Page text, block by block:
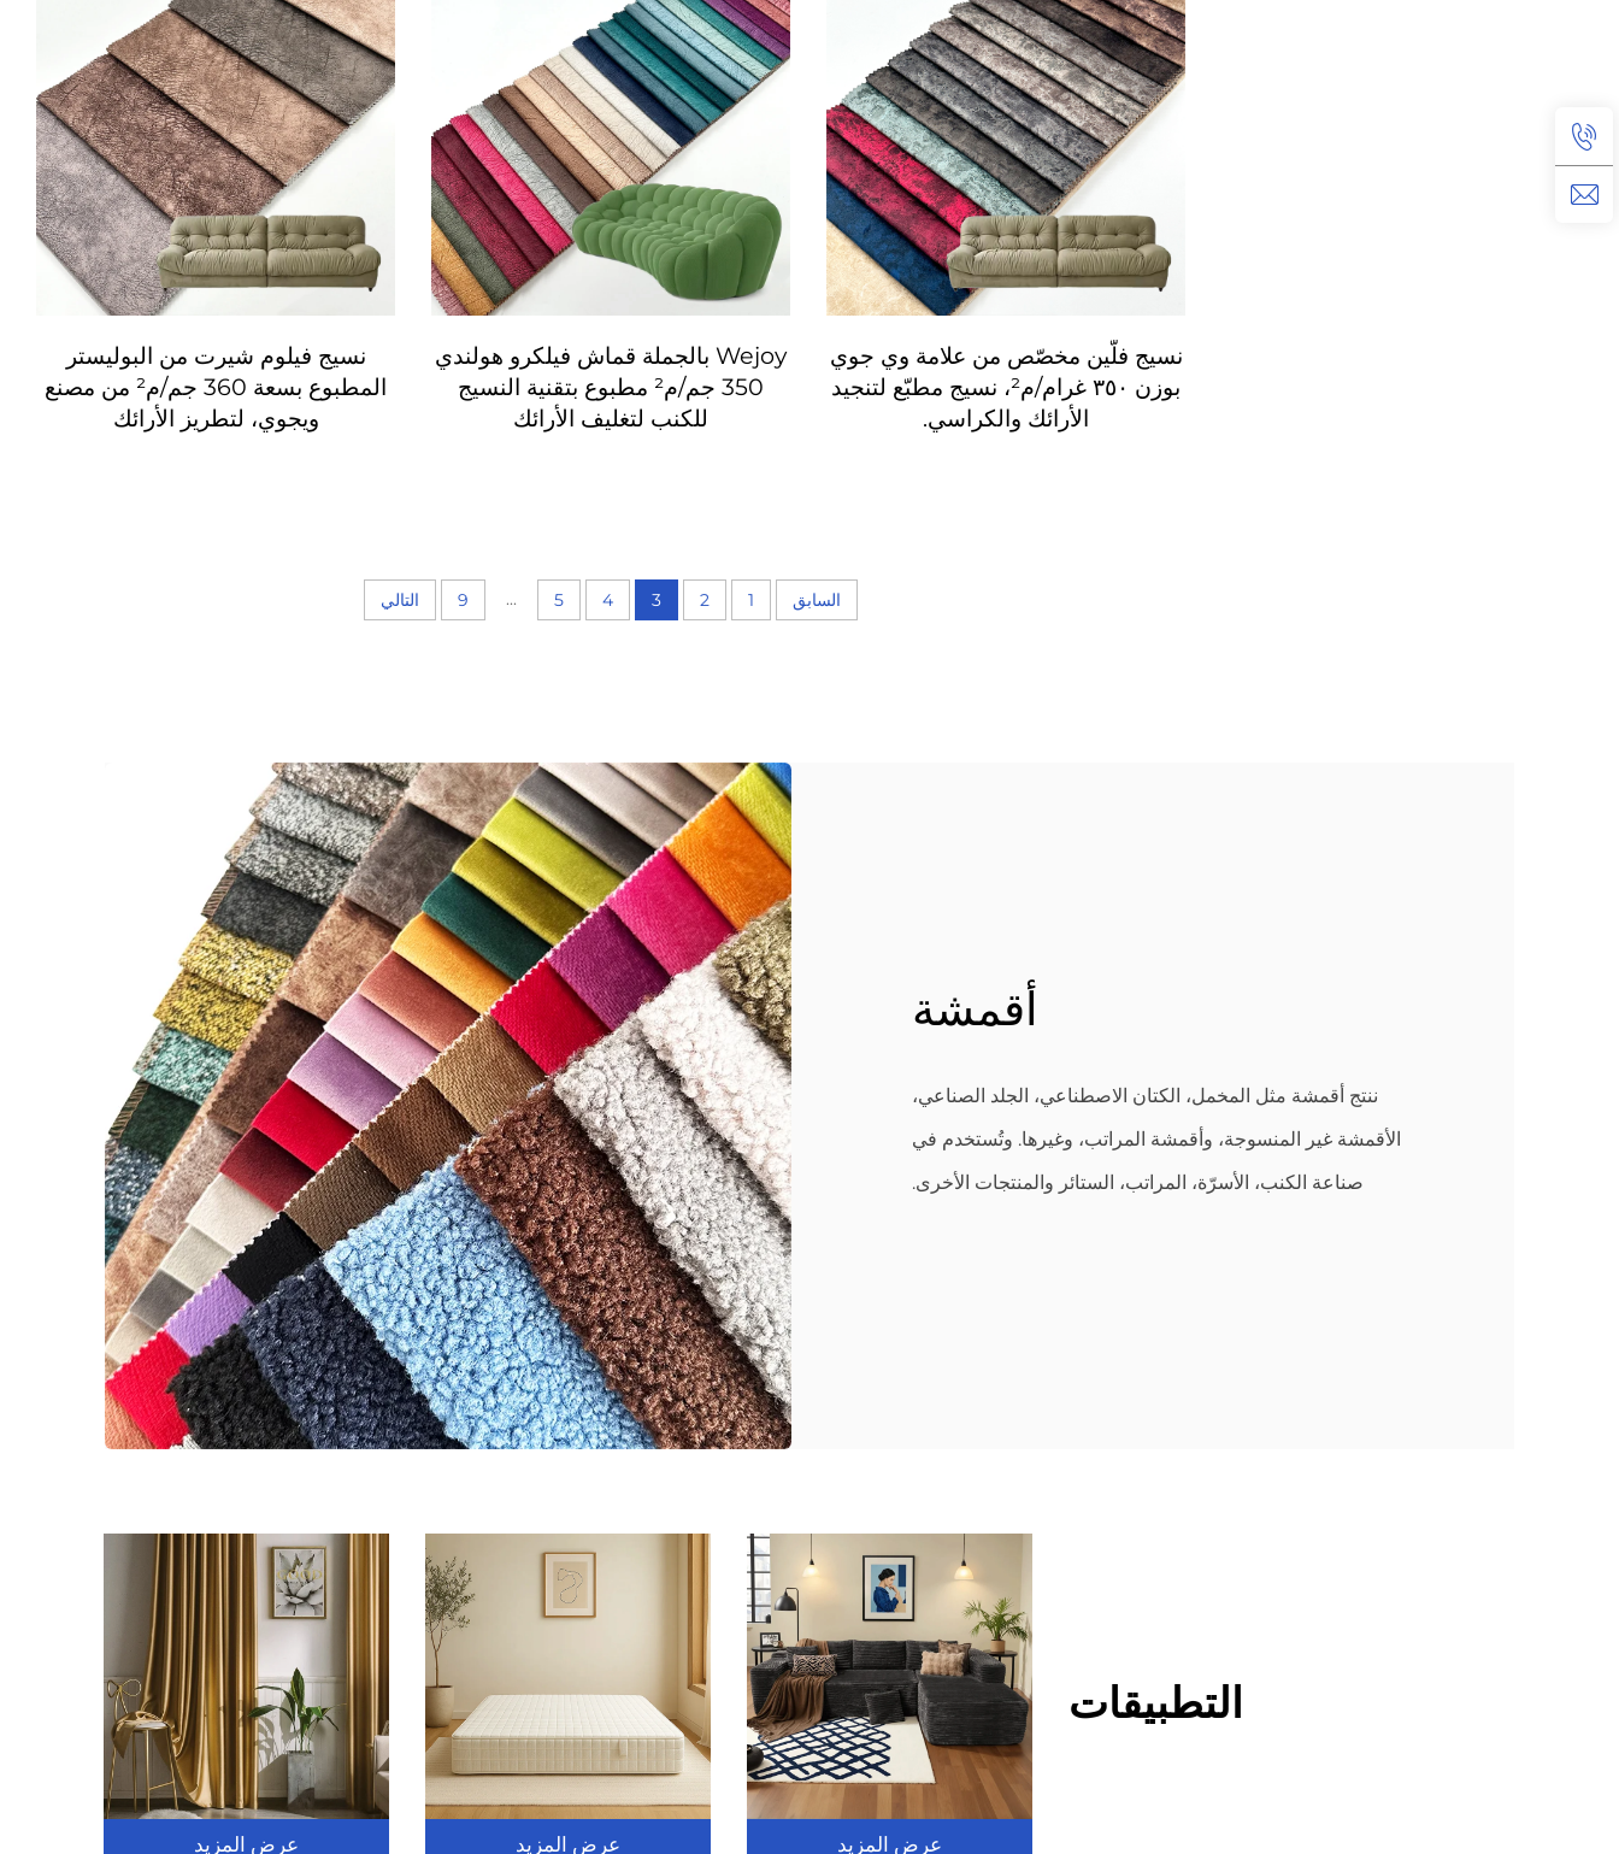
نسيج فلّين مخصّص من علامة وي جوي
بوزن ٣٥٠ غرام/م²، نسيج مطبّع لتنجيد
الأرائك والكراسي.
Wejoy بالجملة قماش فيلكرو هولندي
350 جم/م² مطبوع بتقنية النسيج
للكنب لتغليف الأرائك
نسيج فيلوم شيرت من البوليستر
المطبوع بسعة 360 جم/م² من مصنع
ويجوي، لتطريز الأرائك
السابق 1
2
3
4
5
...
9 التالي
أقمشة
ننتج أقمشة مثل المخمل، الكتان الاصطناعي، الجلد الصناعي،
الأقمشة غير المنسوجة، وأقمشة المراتب، وغيرها. وتُستخدم في
صناعة الكنب، الأسرّة، المراتب، الستائر والمنتجات الأخرى.
التطبيقات
عرض المزيد عرض المزيد عرض المزيد